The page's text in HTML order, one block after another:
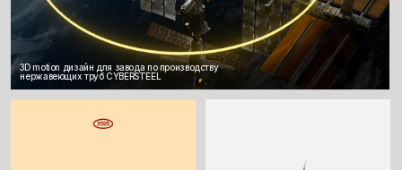
Заменим или усилим дизайн отдел в вашей
компании и заберём макеты на себя: посты,
презентации, лендинги, событийная
айдентика, моушен дизайн, 3D и другое